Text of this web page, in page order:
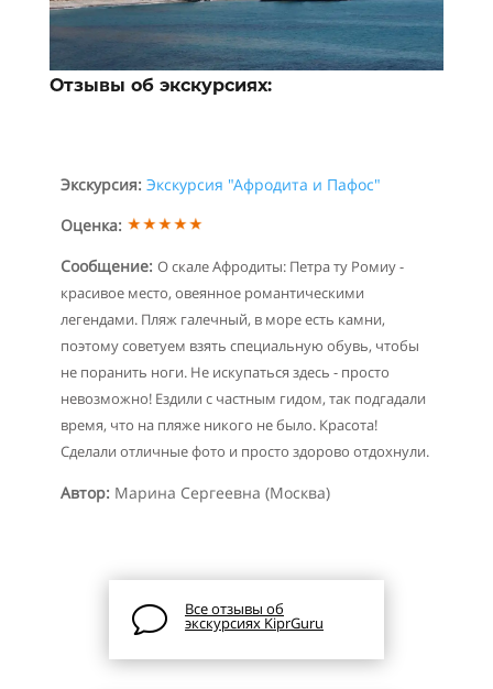
Отзывы об экскурсиях:
Экскурсия: Экскурсия "Афродита и Пафос"
Оценка:
Сообщение: О скале Афродиты: Петра ту Ромиу -
красивое место, овеянное романтическими
легендами. Пляж галечный, в море есть камни,
поэтому советуем взять специальную обувь, чтобы
не поранить ноги. Не искупаться здесь - просто
невозможно! Ездили с частным гидом, так подгадали
время, что на пляже никого не было. Красота!
Сделали отличные фото и просто здорово отдохнули.
Автор: Марина Сергеевна (Москва)
v Все отзывы об
экскурсиях KiprGuru